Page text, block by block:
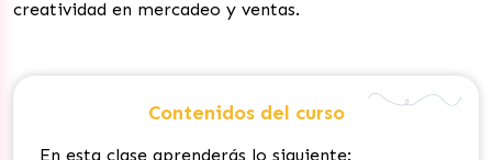
creatividad en mercadeo y ventas.
Contenidos del curso
En esta clase aprenderás lo siguiente: